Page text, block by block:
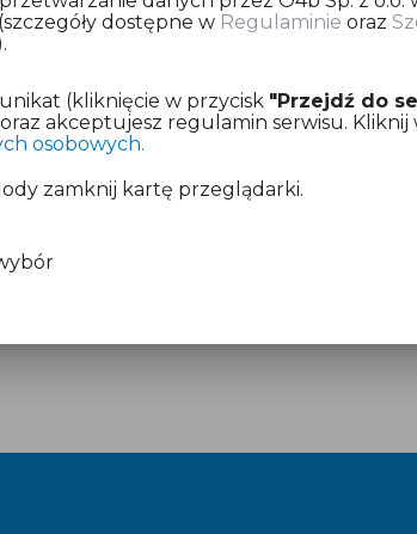
poprosimy Cię o dokonanie opłaty za
jeśli masz już aktywny dostęp.
w dokumentach: Regulamin
dostępne w Regulaminie oraz
(kliknięcie w przycisk "Przejdź do
akceptujesz regulamin serwisu. Kliknij
osobowych.
zamknij kartę przeglądarki.